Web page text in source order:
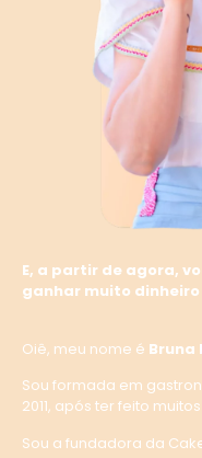
E, a partir de agora,
ganhar muito
Oiê, meu nome é Bruna
Sou formada em
2011, após ter feito
Sou a fundadora da